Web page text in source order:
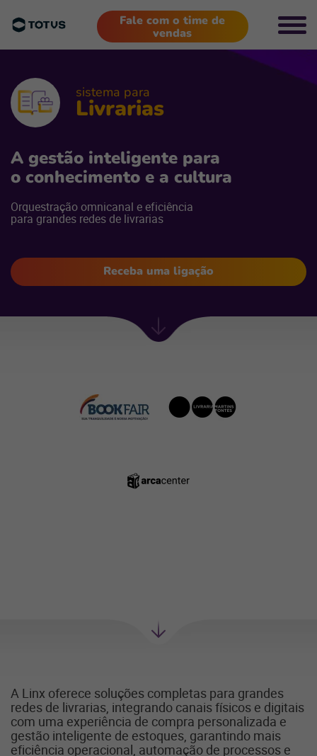
Fale com o time de
vendas
sistema para
Livrarias
A gestão inteligente para
o conhecimento e a cultura
Orquestração omnicanal e eficiência
para grandes redes de livrarias
Receba uma ligação
Próxima
A Linx oferece soluções completas para grandes
redes de livrarias, integrando canais físicos e digitais
com uma experiência de compra personalizada e
gestão inteligente de estoques, garantindo mais
eficiência operacional, automação de processos e